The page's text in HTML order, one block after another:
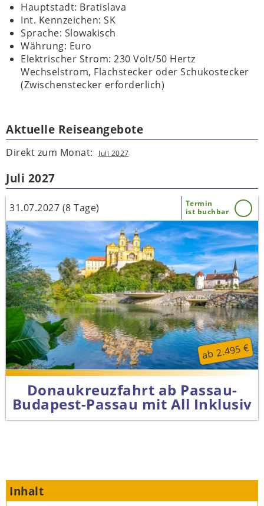
Hauptstadt: Bratislava
Int. Kennzeichen: SK
Sprache: Slowakisch
Währung: Euro
Elektrischer Strom: 230 Volt/50 Hertz
Wechselstrom, Flachstecker oder Schukostecker
(Zwischenstecker erforderlich)
Aktuelle Reiseangebote
Direkt zum Monat: Juli 2027
Juli 2027
31.07.2027 (8 Tage)
Termin
ist buchbar
ab 2.495 €
Donaukreuzfahrt ab Passau-
Budapest-Passau mit All Inklusiv
Inhalt